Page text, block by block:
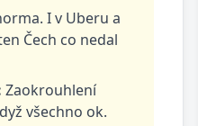
I v Uberu a
Čech co nedal
Zaokrouhlení
všechno ok.